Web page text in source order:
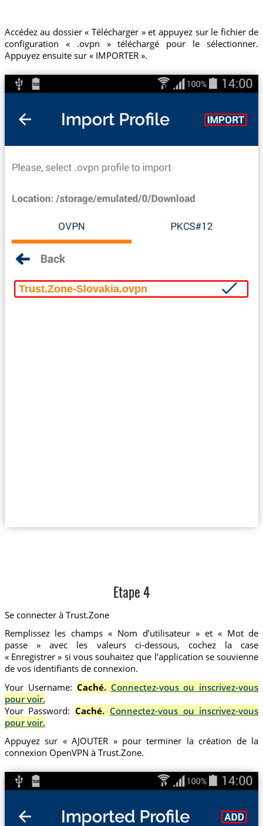
Accédez au dossier « Télécharger » et appuyez sur le fichier de
configuration « .ovpn » téléchargé pour le sélectionner.
Appuyez ensuite sur « IMPORTER ».
Trust.Zone-Slovakia.ovpn
Etape 4
Se connecter à Trust.Zone
Remplissez les champs « Nom d’utilisateur » et « Mot de
passe » avec les valeurs ci-dessous, cochez la case
« Enregistrer » si vous souhaitez que l’application se souvienne
de vos identifiants de connexion.
Your Username: Caché. Connectez-vous ou inscrivez-vous
pour voir.
Your Password:Caché. Connectez-vous ou inscrivez-vous
pour voir.
Appuyez sur « AJOUTER » pour terminer la création de la
connexion OpenVPN à Trust.Zone.